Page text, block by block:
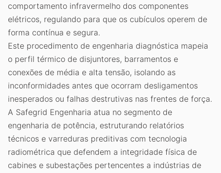
comportamento infravermelho dos componentes
elétricos, regulando para que os cubículos operem de
forma contínua e segura.
Este procedimento de engenharia diagnóstica mapeia
o perfil térmico de disjuntores, barramentos e
conexões de média e alta tensão, isolando as
inconformidades antes que ocorram desligamentos
inesperados ou falhas destrutivas nas frentes de força.
A Safegrid Engenharia atua no segmento de
engenharia de potência, estruturando relatórios
técnicos e varreduras preditivas com tecnologia
radiométrica que defendem a integridade física de
cabines e subestações pertencentes a indústrias de